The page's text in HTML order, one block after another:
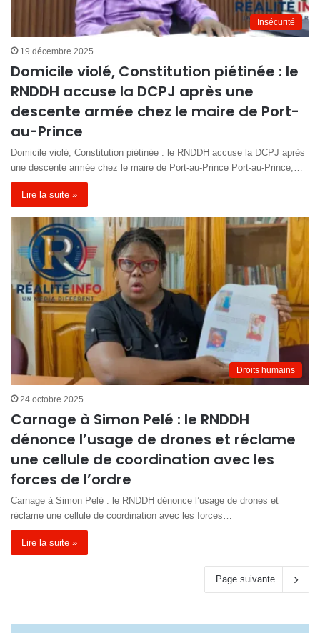
Insécurité
19 décembre 2025
Domicile violé, Constitution piétinée : le
RNDDH accuse la DCPJ après une
descente armée chez le maire de Port-
au-Prince
Domicile violé, Constitution piétinée : le RNDDH accuse la DCPJ après
une descente armée chez le maire de Port-au-Prince Port-au-Prince,…
Lire la suite »
Droits humains
24 octobre 2025
Carnage à Simon Pelé : le RNDDH
dénonce l’usage de drones et réclame
une cellule de coordination avec les
forces de l’ordre
Carnage à Simon Pelé : le RNDDH dénonce l’usage de drones et
réclame une cellule de coordination avec les forces…
Lire la suite »
Page suivante